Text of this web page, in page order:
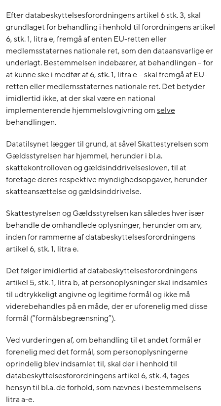
Efter databeskyttelsesforordningens artikel 6 stk. 3, skal
grundlaget for behandling i henhold til forordningens artikel
6, stk. 1, litra e, fremgå af enten EU-retten eller
medlemsstaternes nationale ret, som den dataansvarlige er
underlagt. Bestemmelsen indebærer, at behandlingen – for
at kunne ske i medfør af 6, stk. 1, litra e – skal fremgå af EU-
retten eller medlemsstaternes nationale ret. Det betyder
imidlertid ikke, at der skal være en national
implementerende hjemmelslovgivning omselve
behandlingen.
Datatilsynet lægger til grund, at såvel Skattestyrelsen som
Gældsstyrelsen har hjemmel, herunder i bl.a.
skattekontrolloven og gældsinddrivelsesloven, til at
foretage deres respektive myndighedsopgaver, herunder
skatteansættelse og gældsinddrivelse.
Skattestyrelsen og Gældsstyrelsen kan således hver især
behandle de omhandlede oplysninger, herunder om arv,
inden for rammerne af databeskyttelsesforordningens
artikel 6, stk. 1, litra e.
Det følger imidlertid af databeskyttelsesforordningens
artikel 5, stk. 1, litra b, at personoplysninger skal indsamles
til udtrykkeligt angivne og legitime formål og ikke må
viderebehandles på en måde, der er uforenelig med disse
formål (”formålsbegrænsning”).
Ved vurderingen af, om behandling til et andet formål er
forenelig med det formål, som personoplysningerne
oprindelig blev indsamlet til, skal der i henhold til
databeskyttelsesforordningens artikel 6, stk. 4, tages
hensyn til bl.a. de forhold, som nævnes i bestemmelsens
litra a-e.